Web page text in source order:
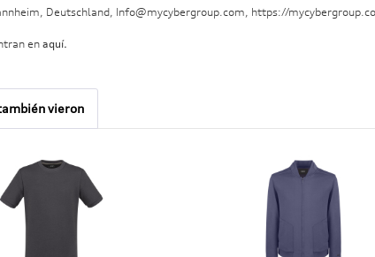
Deutschland, Info@mycybergroup.com, https://
en aquí.
vieron